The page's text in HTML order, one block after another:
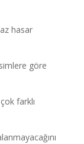
hasar
göre
farklı